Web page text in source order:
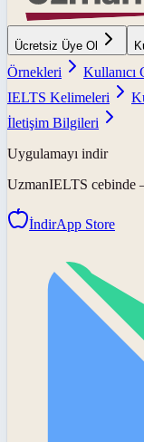
Ücretsiz Üye Ol
Örnekleri
Kullanıcı
IELTS Kelimeleri
İletişim Bilgileri
Uygulamayı indir
UzmanIELTS cebinde
İndirApp Store